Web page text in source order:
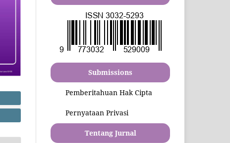
Submissions
Pemberitahuan Hak Cipta
Pernyataan Privasi
Tentang Jurnal